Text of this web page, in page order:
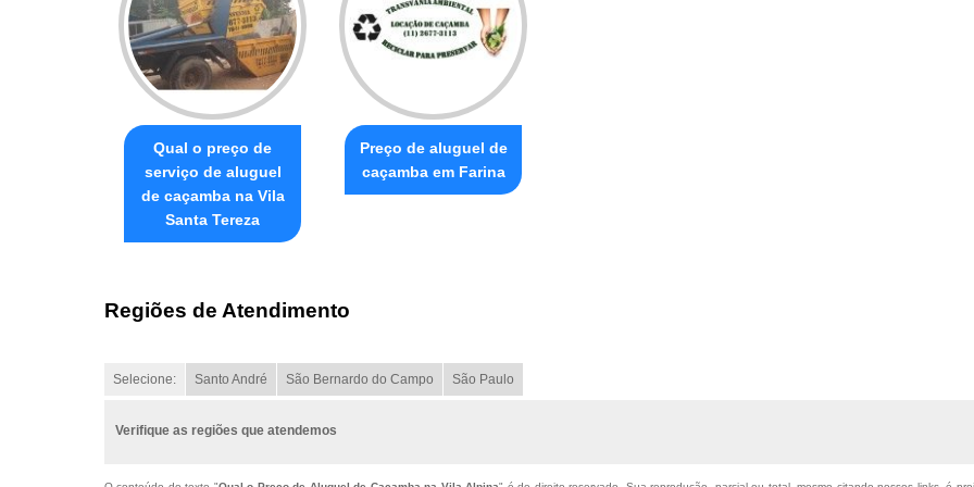
Qual o preço de
serviço de aluguel
de caçamba na Vila
Santa Tereza
Preço de aluguel de
caçamba em Farina
Regiões de Atendimento
Selecione: Santo André São Bernardo do Campo São Paulo
Verifique as regiões que atendemos